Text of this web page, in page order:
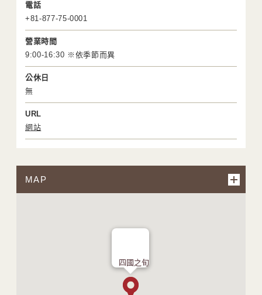
電話
+81-877-75-0001
營業時間
9:00-16:30 ※依季節而異
公休日
無
URL
網站
MAP
四國之旬